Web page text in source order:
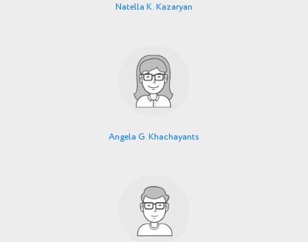
Natella K. Kazaryan
Angela G. Khachayants